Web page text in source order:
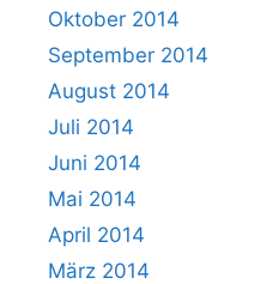
Oktober 2014
September 2014
August 2014
Juli 2014
Juni 2014
Mai 2014
April 2014
März 2014